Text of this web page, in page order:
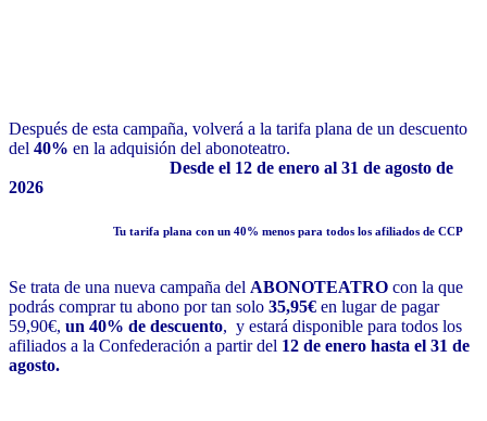
Después de esta campaña, volverá a la tarifa plana de un descuento
del 40% en la adquisión del abonoteatro.
Desde el 12 de enero al 31 de agosto de
2026
Tu tarifa plana con un 40% menos para todos los afiliados de CCP
Se trata de una nueva campaña del ABONOTEATRO con la que
podrás comprar tu abono por tan solo 35,95€ en lugar de pagar
59,90€, un 40% de descuento, y estará disponible para todos los
afiliados a la Confederación a partir del 12 de enero hasta el 31 de
agosto.